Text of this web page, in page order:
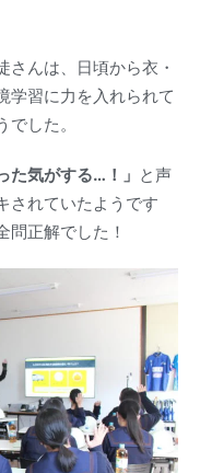
んは、日頃から衣・
学習に力を入れられて
した。
た気がする…！」 と声
されていたようです
問正解でした！